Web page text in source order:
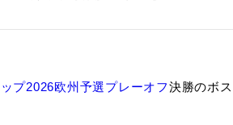
プ2026欧州予選プレーオフ決勝のボ